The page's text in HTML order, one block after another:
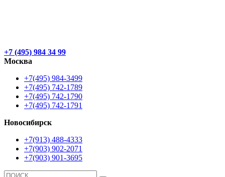
+7 (495) 984 34 99
Москва
+7(495) 984-3499
+7(495) 742-1789
+7(495) 742-1790
+7(495) 742-1791
Новосибирск
+7(913) 488-4333
+7(903) 902-2071
+7(903) 901-3695